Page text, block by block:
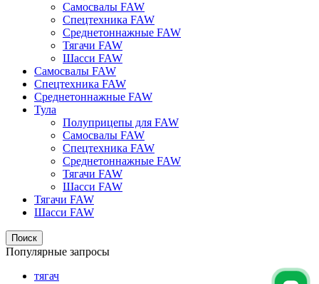
Самосвалы FAW
Спецтехника FAW
Среднетоннажные FAW
Тягачи FAW
Шасси FAW
Самосвалы FAW
Спецтехника FAW
Среднетоннажные FAW
Тула
Полуприцепы для FAW
Самосвалы FAW
Спецтехника FAW
Среднетоннажные FAW
Тягачи FAW
Шасси FAW
Тягачи FAW
Шасси FAW
Поиск
Популярные запросы
тягач